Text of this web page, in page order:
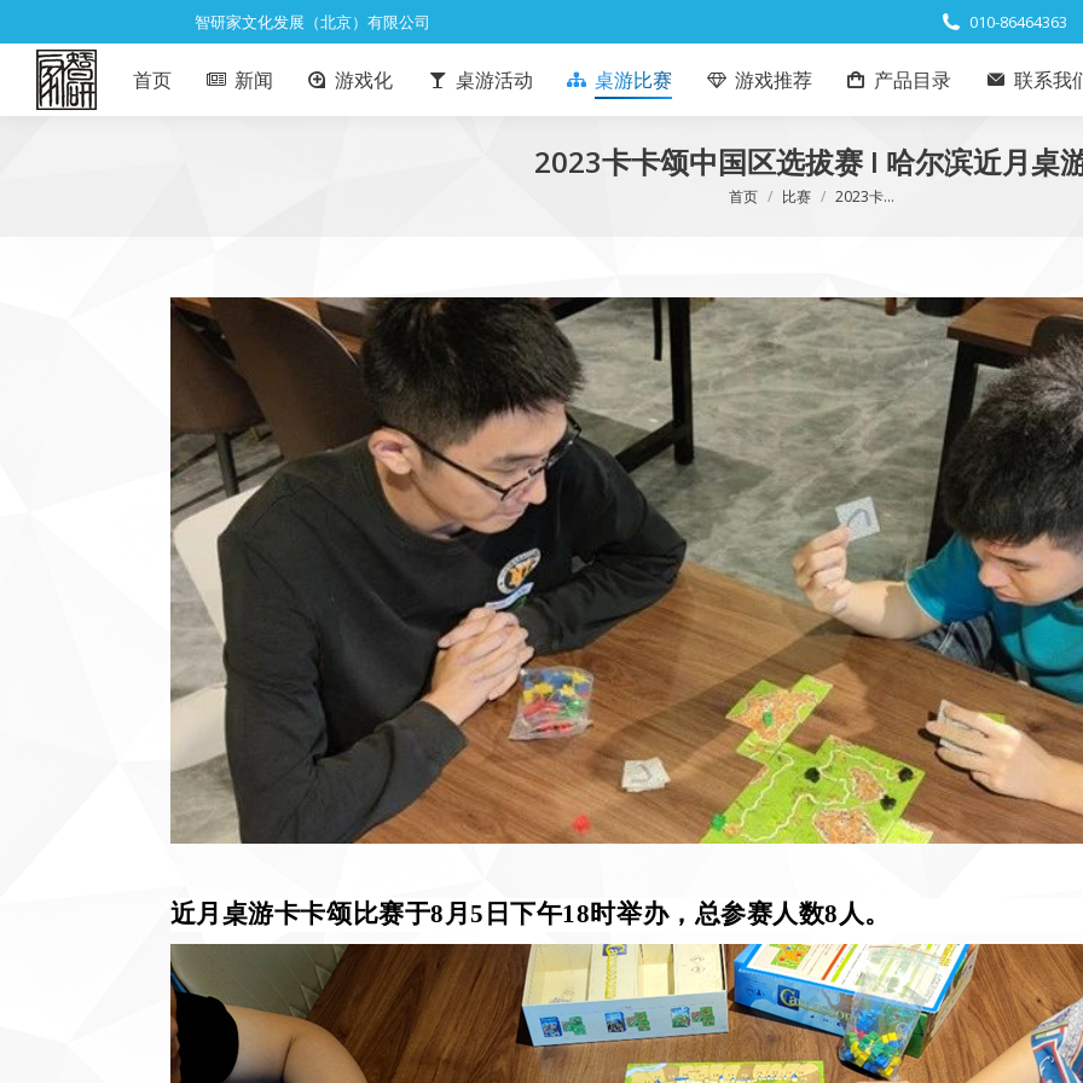
智研家文化发展（北京）有限公司 010-86464363
首页 新闻 游戏化 桌游活动 桌游比赛 游戏推荐 产品目录 联系我
2023卡卡颂中国区选拔赛 I 哈尔滨近月桌
您在这里：
首页 比赛 2023卡…
近月桌游卡卡颂比赛于8月5 日下午18时举办，总参赛人数8人。